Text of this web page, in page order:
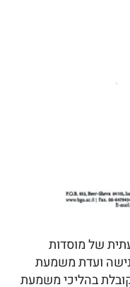
של מוסדות
ועדת משמעת
בהליכי משמעת